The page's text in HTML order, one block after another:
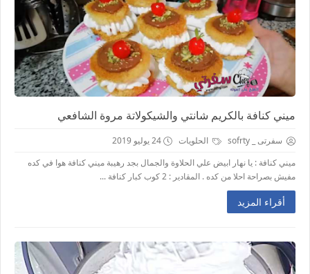
ميني كنافة بالكريم شانتي والشيكولاتة مروة الشافعي
سفرتى _ sofrty الحلويات
24 يوليو 2019
ميني كنافة : يا نهار ابيض علي الحلاوة والجمال بجد رهيبة ميني كنافة هوا في كده
مفيش بصراحة احلا من كده . المقادير : 2 كوب كبار كنافة ...
أقراء المزيد